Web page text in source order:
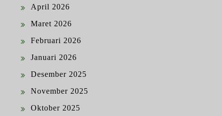
April 2026
Maret 2026
Februari 2026
Januari 2026
Desember 2025
November 2025
Oktober 2025